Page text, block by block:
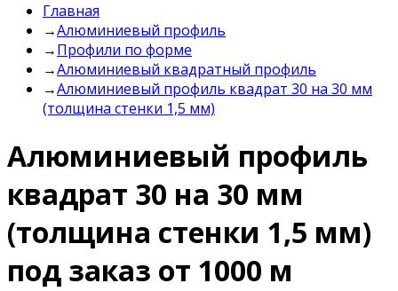
Главная
→Алюминиевый профиль
→Профили по форме
→Алюминиевый квадратный профиль
→Алюминиевый профиль квадрат 30 на 30 мм
(толщина стенки 1,5 мм)
Алюминиевый профиль
квадрат 30 на 30 мм
(толщина стенки 1,5 мм)
под заказ от 1000 м